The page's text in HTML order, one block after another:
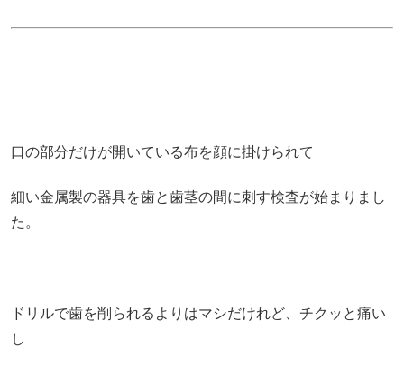
口の部分だけが開いている布を顔に掛けられて
細い金属製の器具を歯と歯茎の間に刺す検査が始まりまし
た。
ドリルで歯を削られるよりはマシだけれど、チクッと痛い
し